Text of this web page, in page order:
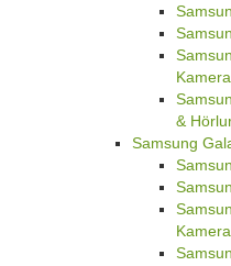
&
Samsung